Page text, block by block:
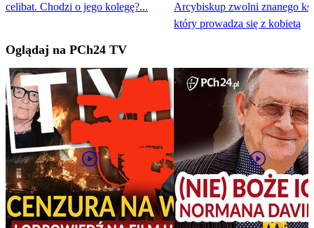
celibat. Chodzi o jego kolegę?...
Arcybiskup zwolni znanego
który prowadza się z kobietą
Oglądaj na PCh24 TV